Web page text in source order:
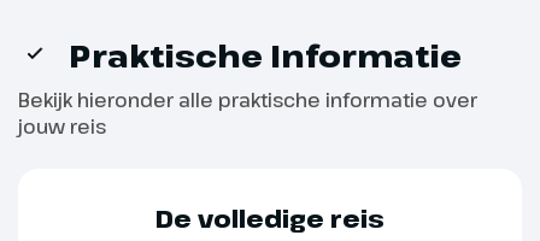
Praktische Informatie
Bekijk hieronder alle praktische informatie over
jouw reis
De volledige reis